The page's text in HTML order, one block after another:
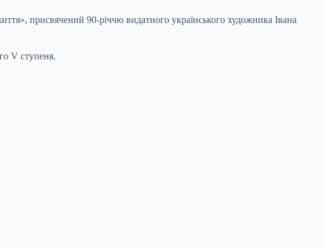
присвячений 90-річчю видатного українського художника Івана
V ступеня.